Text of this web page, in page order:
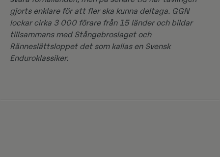
gjorts enklare för att fler ska kunna deltaga. GGN
lockar cirka 3 000 förare från 15 länder och bildar
tillsammans med Stångebroslaget och
Ränneslättsloppet det som kallas en Svensk
Enduroklassiker.